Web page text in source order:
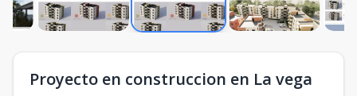
Proyecto en construccion en La vega